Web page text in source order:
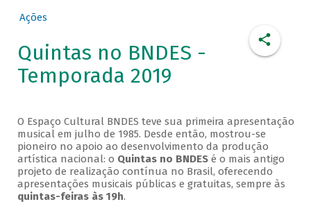
Ações
Quintas no BNDES -
Temporada 2019
O Espaço Cultural BNDES teve sua primeira apresentação
musical em julho de 1985. Desde então, mostrou-se
pioneiro no apoio ao desenvolvimento da produção
artística nacional: o Quintas no BNDESé o mais antigo
projeto de realização contínua no Brasil, oferecendo
apresentações musicais públicas e gratuitas, sempre às
quintas-feiras às 19h.